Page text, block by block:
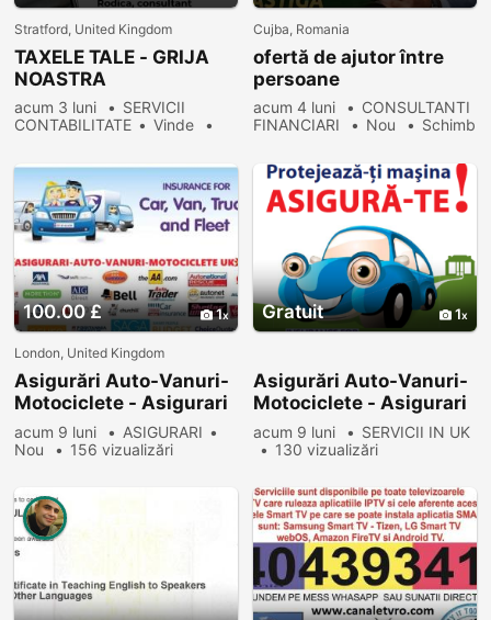
Stratford, United Kingdom
TAXELE TALE - GRIJA
NOASTRA
acum 3 luni
SERVICII
CONTABILITATE
Vinde
Cujba, Romania
ofertă de ajutor între
persoane
acum 4 luni
CONSULTANTI
FINANCIARI
Nou
Schimb
100.00 £ 1
London, United Kingdom
Asigurări Auto-Vanuri-
Motociclete - Asigurari
Auto Legale UK 2025
acum 9 luni
ASIGURARI
Nou
156 vizualizări
Gratuit 1
Asigurări Auto-Vanuri-
Motociclete - Asigurari
Auto Legale UK
acum 9 luni
SERVICII IN UK
130 vizualizări